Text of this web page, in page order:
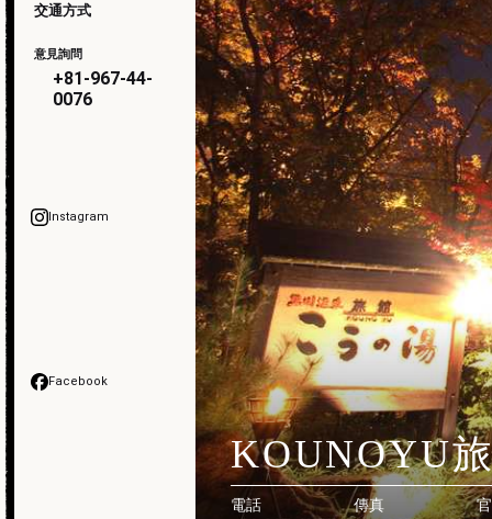
交通方式
意見詢問
+81-967-44-
0076
Instagram
Facebook
KOUNOYU
電話
傳真